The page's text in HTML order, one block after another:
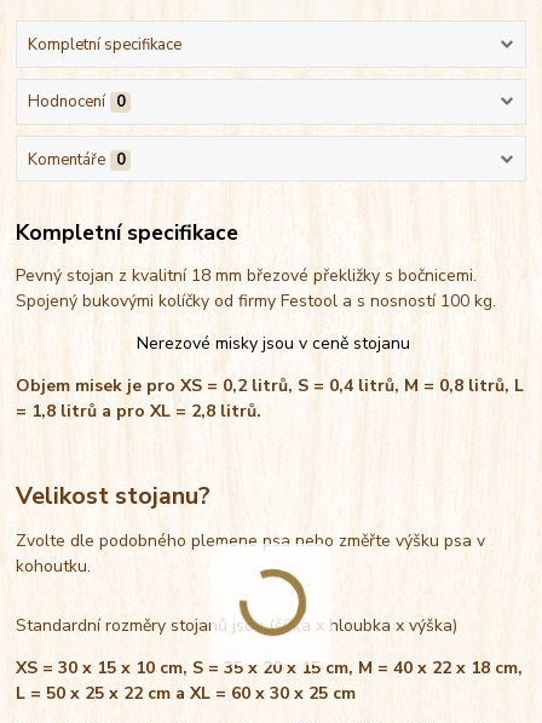
Kompletní specifikace
Hodnocení 0
Komentáře 0
Kompletní specifikace
Pevný stojan z kvalitní 18 mm březové překližky s bočnicemi.
Spojený bukovými kolíčky od firmy Festool a s nosností 100 kg.
Nerezové misky jsou v ceně stojanu
Objem misek je pro XS = 0,2 litrů, S = 0,4 litrů, M = 0,8 litrů, L
= 1,8 litrů a pro XL = 2,8 litrů.
Velikost stojanu?
Zvolte dle podobného plemene psa nebo změřte výšku psa v
kohoutku.
Standardní rozměry stojanů jsou (šířka x hloubka x výška)
XS = 30 x 15 x 10 cm, S = 35 x 20 x 15 cm, M = 40 x 22 x 18 cm,
L = 50 x 25 x 22 cm a XL = 60 x 30 x 25 cm